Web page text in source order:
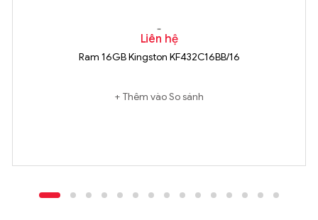
Liên hệ
Ram 16GB Kingston KF432C16BB/16
Thêm vào So sánh